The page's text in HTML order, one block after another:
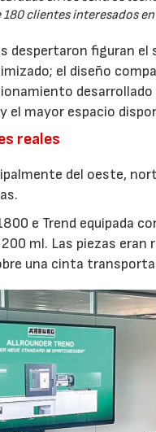
clientes interesados
despertaron figuran
el diseño
el mayor espacio
reales
del oeste,
e Trend equipada
ml. Las piezas
una cinta